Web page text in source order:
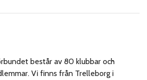
består av 80 klubbar och
Vi finns från Trelleborg i